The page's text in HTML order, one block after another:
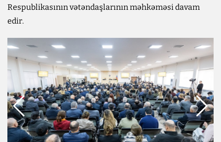
Respublikasının vətəndaşlarının məhkəməsi davam
edir.